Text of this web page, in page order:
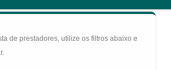
de prestadores, utilize os filtros abaixo e